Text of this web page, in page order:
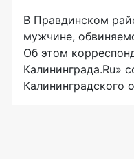
В Правдинском
мужчине,
Об этом
Калининграда.Ru»
Калининградского